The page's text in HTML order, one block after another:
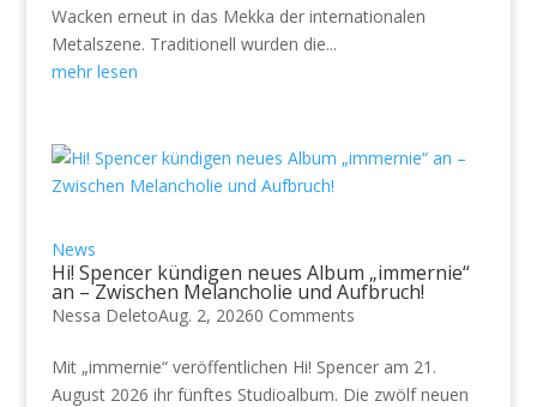
Wacken erneut in das Mekka der internationalen
Metalszene. Traditionell wurden die...
mehr lesen
News
Hi! Spencer kündigen neues Album „immernie“
an – Zwischen Melancholie und Aufbruch!
Nessa DeletoAug. 2, 20260 Comments
Mit „immernie“ veröffentlichen Hi! Spencer am 21.
August 2026 ihr fünftes Studioalbum. Die zwölf neuen